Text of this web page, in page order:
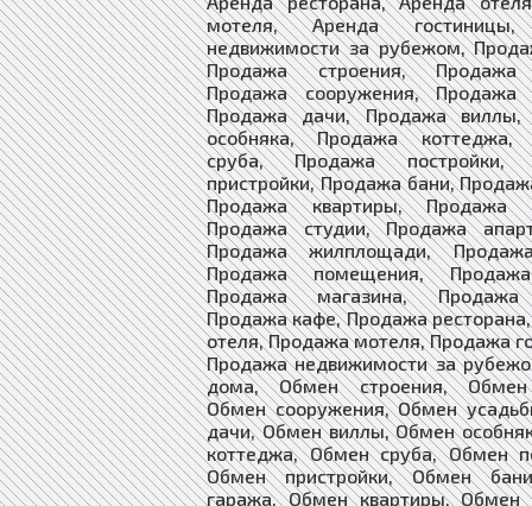
мотеля, Аренда гостиницы,
недвижимости за рубежом,
Продажа строения, Продажа
Продажа сооружения, Продажа
Продажа дачи, Продажа виллы,
особняка, Продажа коттеджа,
сруба, Продажа постройки,
пристройки, Продажа бани,
Продажа квартиры, Продажа
Продажа студии, Продажа
Продажа жилплощади,
Продажа помещения,
Продажа магазина, Продажа
Продажа кафе, Продажа
отеля, Продажа мотеля, Продажа
Продажа недвижимости за
дома, Обмен строения, Обмен
Обмен сооружения, Обмен
дачи, Обмен виллы, Обмен
коттеджа, Обмен сруба, Обмен
Обмен пристройки, Обмен
гаража, Обмен квартиры, Обмен